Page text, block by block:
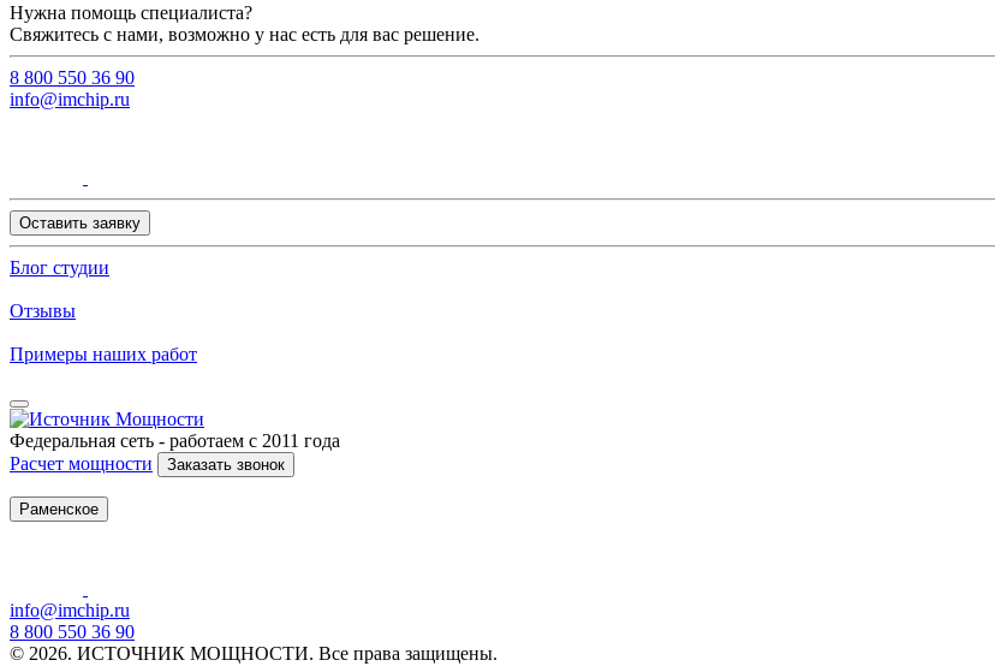
Нужна помощь специалиста?
Свяжитесь с нами, возможно у нас есть для вас решение.
8 800 550 36 90
info@imchip.ru
Оставить заявку
Блог студии
Отзывы
Примеры наших работ
Федеральная сеть - работаем с 2011 года
Расчет мощности
Заказать звонок
Раменское
info@imchip.ru
8 800 550 36 90
© 2026. ИСТОЧНИК МОЩНОСТИ. Все права защищены.